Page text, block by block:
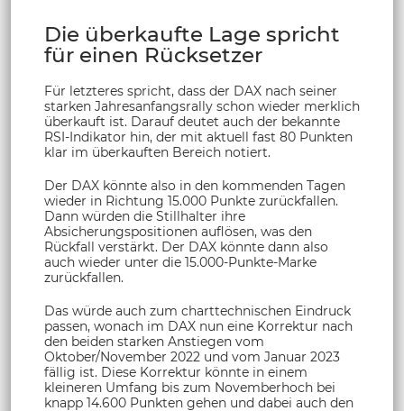
Die überkaufte Lage spricht
für einen Rücksetzer
Für letzteres spricht, dass der DAX nach seiner
starken Jahresanfangsrally schon wieder merklich
überkauft ist. Darauf deutet auch der bekannte
RSI-Indikator hin, der mit aktuell fast 80 Punkten
klar im überkauften Bereich notiert.
Der DAX könnte also in den kommenden Tagen
wieder in Richtung 15.000 Punkte zurückfallen.
Dann würden die Stillhalter ihre
Absicherungspositionen auflösen, was den
Rückfall verstärkt. Der DAX könnte dann also
auch wieder unter die 15.000-Punkte-Marke
zurückfallen.
Das würde auch zum charttechnischen Eindruck
passen, wonach im DAX nun eine Korrektur nach
den beiden starken Anstiegen vom
Oktober/November 2022 und vom Januar 2023
fällig ist. Diese Korrektur könnte in einem
kleineren Umfang bis zum Novemberhoch bei
knapp 14.600 Punkten gehen und dabei auch den